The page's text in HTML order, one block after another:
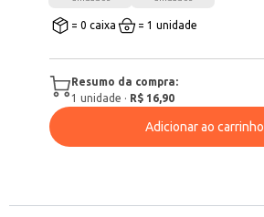
= 0 caixa = 1 unidade
Resumo da compra:
1 unidade · R$ 16,90
Adicionar ao carrinho